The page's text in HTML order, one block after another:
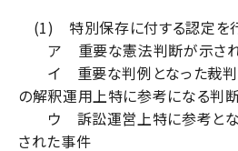
(1) 特別保存に付する認定を
ア 重要な憲法判断が示さ
イ 重要な判例となった裁判
の解釈運用上特に参考になる判
ウ 訴訟運営上特に参考とな
された事件